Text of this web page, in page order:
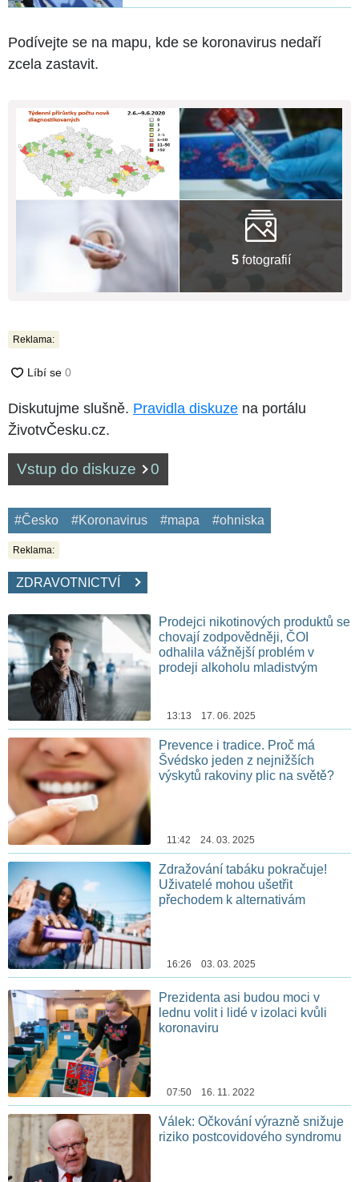
Podívejte se na mapu, kde se koronavirus nedaří
zcela zastavit.
5fotografií
Reklama:
Diskutujme slušně. Pravidla diskuze na portálu
ŽivotvČesku.cz.
Vstup do diskuze 0
#Česko #Koronavirus #mapa #ohniska
Reklama:
ZDRAVOTNICTVÍ
Prodejci nikotinových produktů se
chovají zodpovědněji, ČOI
odhalila vážnější problém v
prodeji alkoholu mladistvým
13:13 17. 06. 2025
Prevence i tradice. Proč má
Švédsko jeden z nejnižších
výskytů rakoviny plic na světě?
11:42 24. 03. 2025
Zdražování tabáku pokračuje!
Uživatelé mohou ušetřit
přechodem k alternativám
16:26 03. 03. 2025
Prezidenta asi budou moci v
lednu volit i lidé v izolaci kvůli
koronaviru
07:50 16. 11. 2022
Válek: Očkování výrazně snižuje
riziko postcovidového syndromu